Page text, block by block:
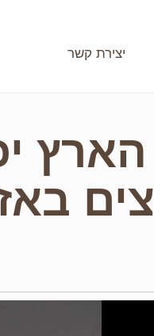
יצירת קשר